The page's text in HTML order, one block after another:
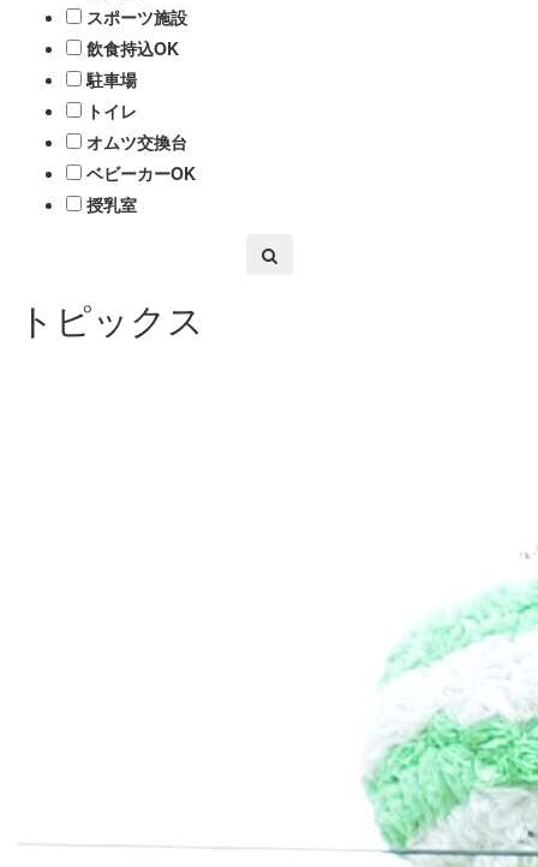
スポーツ施設
飲食持込OK
駐車場
トイレ
オムツ交換台
ベビーカーOK
授乳室
トピックス